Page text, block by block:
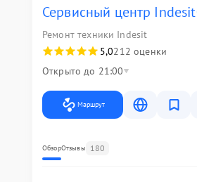
Сервисный центр Indesit
Ремонт техники Indesit
5,0212 оценки
Открыто до 21:00
Маршрут
ОбзорОтзывы 180